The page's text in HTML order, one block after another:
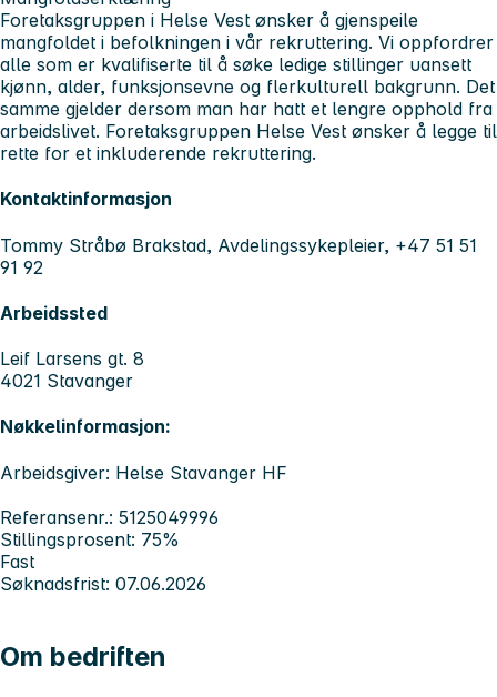
Foretaksgruppen i Helse Vest ønsker å gjenspeile
mangfoldet i befolkningen i vår rekruttering. Vi oppfordrer
alle som er kvalifiserte til å søke ledige stillinger uansett
kjønn, alder, funksjonsevne og flerkulturell bakgrunn. Det
samme gjelder dersom man har hatt et lengre opphold fra
arbeidslivet. Foretaksgruppen Helse Vest ønsker å legge til
rette for et inkluderende rekruttering.
Kontaktinformasjon
Tommy Stråbø Brakstad, Avdelingssykepleier, +47 51 51
91 92
Arbeidssted
Leif Larsens gt. 8
4021 Stavanger
Nøkkelinformasjon:
Arbeidsgiver: Helse Stavanger HF
Referansenr.: 5125049996
Stillingsprosent: 75%
Fast
Søknadsfrist: 07.06.2026
Om bedriften